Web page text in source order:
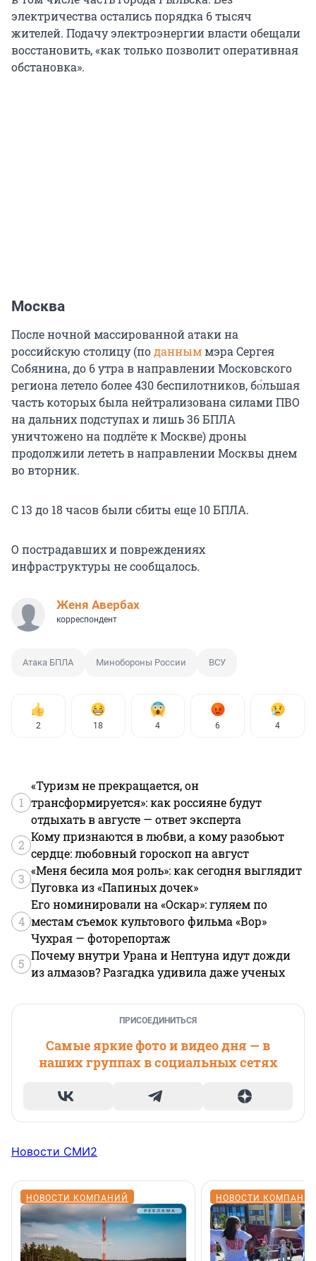
электричества остались порядка 6 тысяч
жителей. Подачу электроэнергии власти обещали
восстановить, «как только позволит оперативная
обстановка».
Москва
После ночной массированной атаки на
российскую столицу (поданныммэра Сергея
Собянина, до 6 утра в направлении Московского
региона летело более 430 беспилотников, бо́льшая
часть которых была нейтрализована силами ПВО
на дальних подступах и лишь 36 БПЛА
уничтожено на подлёте к Москве) дроны
продолжили лететь в направлении Москвы днем
во вторник.
С 13 до 18 часов были сбиты еще 10 БПЛА.
О пострадавших и повреждениях
инфраструктуры не сообщалось.
Женя Авербах
корреспондент
Атака БПЛА Минобороны России ВСУ
2 18 4 6 4
1
«Туризм не прекращается, он
трансформируется»: как россияне будут
отдыхать в августе — ответ эксперта
2
Кому признаются в любви, а кому разобьют
сердце: любовный гороскоп на август
3
«Меня бесила моя роль»: как сегодня выглядит
Пуговка из «Папиных дочек»
4
Его номинировали на «Оскар»: гуляем по
местам съемок культового фильма «Вор»
Чухрая — фоторепортаж
5
Почему внутри Урана и Нептуна идут дожди
из алмазов? Разгадка удивила даже ученых
ПРИСОЕДИНИТЬСЯ
Самые яркие фото и видео дня — в
наших группах в социальных сетях
Новости СМИ2
НОВОСТИ КОМПАНИЙ НОВОСТИ